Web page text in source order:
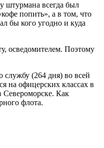
штурмана всегда был
попить», а в том, что
бы кого угодно и куда
осведомителем. Поэтому
(264 дня) во всей
на офицерских классах в
Североморске. Как
флота.